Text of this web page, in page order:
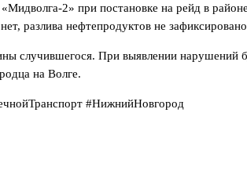
при постановке на рейд в
разлива нефтепродуктов не
случившегося. При выявлении
на Волге.
#НижнийНовгород